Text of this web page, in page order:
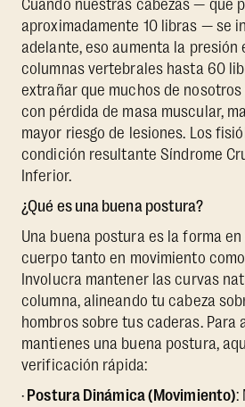
Cuando nuestras cabezas — que
aproximadamente 10 libras — se
adelante, eso aumenta la presión
columnas vertebrales hasta 60
extrañar que muchos de
con pérdida de masa muscular,
mayor riesgo de lesiones. Los
condición resultante Síndrome
Inferior.
¿Qué es una buena postura?
Una buena postura es la forma
cuerpo tanto en movimiento
Involucra mantener las curvas
columna, alineando tu cabeza
hombros sobre tus caderas. Para
mantienes una buena postura,
verificación rápida:
· Postura Dinámica (Movimiento):